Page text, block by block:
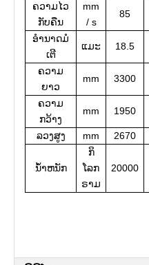
ຄວາມໄວ
ກັບຄືນ
mm
/ s
85
ອໍານາດມໍ
ເຕີ
ແມະ 18.5
ຄວາມ
ຍາວ
mm 3300
ຄວາມ
ກວ້າງ
mm 1950
ລວງສູງ mm 2670
ນ້ໍາຫນັກ
ກິ​
ໂລກ​
ຣາມ
20000